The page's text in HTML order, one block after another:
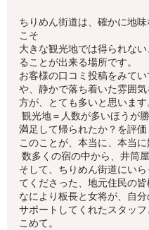
ちりめん街道は、確かに地
こそ
大きな観光地では得られな
ることが出来る場所です。
お客様の口コミ投稿をみて
や、静かで落ち着いた雰囲
方が、とても多いと思います
観光地＝人数が多いほうが
満足して帰られたか？を評価
このことが、本当に、本当に
数多くの宿の中から、井筒
そして、ちりめん街道にい
てくださった、地元住民の皆
なにより板長と女将が、自
サポートしてくれたスタッ
こめて。